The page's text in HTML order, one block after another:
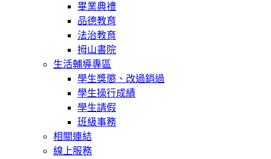
畢業典禮
品德教育
法治教育
拇山書院
生活輔導專區
學生獎懲、改過銷過
學生操行成績
學生請假
班級事務
相關連結
線上服務